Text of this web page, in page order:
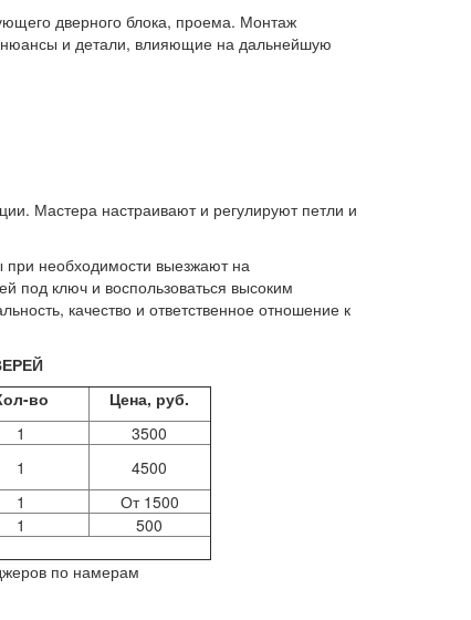
дверного блока, проема. Монтаж
и детали, влияющие на дальнейшую
Мастера настраивают и регулируют петли и
при необходимости выезжают на
под ключ и воспользоваться высоким
качество и ответственное отношение к
во
Цена, руб.
1
3500
1
4500
1
От 1500
1
500
по намерам